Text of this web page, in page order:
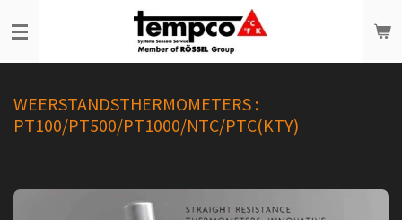
direct
naar
hoofdinhoud
WEERSTANDSTHERMOMETERS :
PT100/PT500/PT1000/NTC/PTC(KTY)